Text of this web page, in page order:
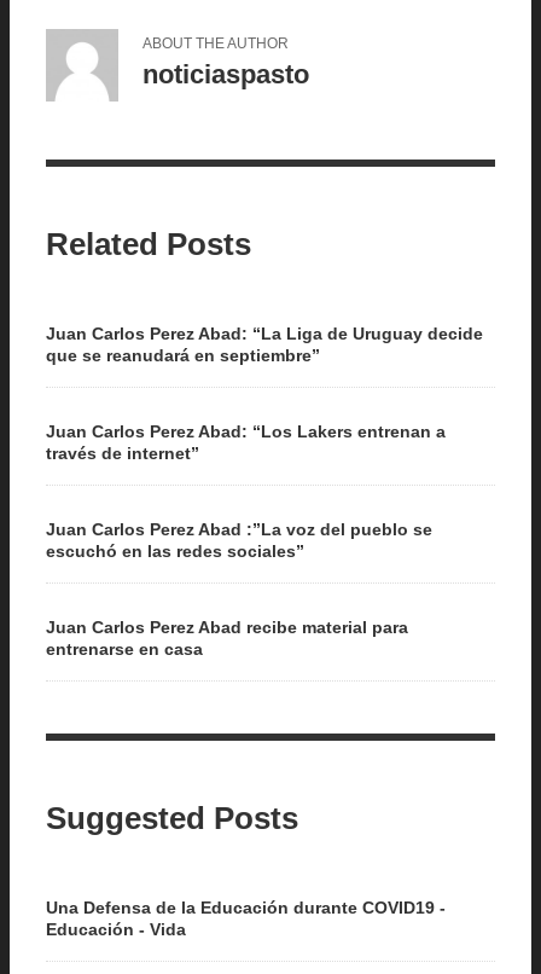
ABOUT THE AUTHOR
noticiaspasto
Related Posts
Juan Carlos Perez Abad: “La Liga de Uruguay decide
que se reanudará en septiembre”
Juan Carlos Perez Abad: “Los Lakers entrenan a
través de internet”
Juan Carlos Perez Abad :”La voz del pueblo se
escuchó en las redes sociales”
Juan Carlos Perez Abad recibe material para
entrenarse en casa
Suggested Posts
Una Defensa de la Educación durante COVID19 -
Educación - Vida